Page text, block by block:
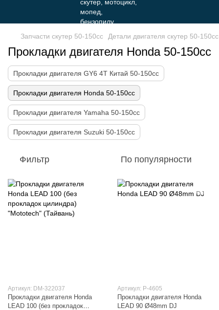
Запчасти скутер 50-150cc Детали двигателя скутер 50-150cc
Прокладки двигателя Honda 50-150cc
Прокладки двигателя GY6 4T Китай 50-150сс
Прокладки двигателя Honda 50-150cc
Прокладки двигателя Yamaha 50-150cc
Прокладки двигателя Suzuki 50-150cc
Фильтр По популярности
Артикул: DM-322037
Прокладки двигателя Honda
LEAD 100 (без прокладок
Артикул: P-4605
Прокладки двигателя Honda
LEAD 90 Ø48mm DJ